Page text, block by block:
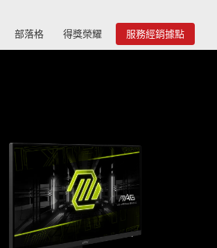
部落格 得獎榮耀 服務經銷據點